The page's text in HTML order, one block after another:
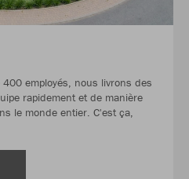
employés, nous livrons des
rapidement et de manière
le monde entier. C'est ça,